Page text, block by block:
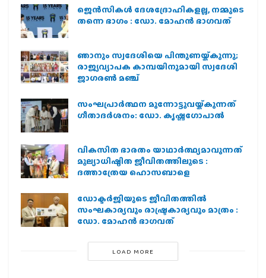
ജെന്‍സികള്‍ ദേശദ്രോഹികളല്ല, നമ്മുടെ
തന്നെ ഭാഗം : ഡോ. മോഹന്‍ ഭാഗവത്
ഞാനും സ്വദേശിയെ പിന്തുണയ്ക്കുന്നു;
രാജ്യവ്യാപക കാമ്പയിനുമായി സ്വദേശി
ജാഗരണ്‍ മഞ്ച്
സംഘപ്രാര്‍ത്ഥന മുന്നോട്ടുവയ്ക്കുന്നത്
ഗീതാദര്‍ശനം: ഡോ. കൃഷ്ണഗോപാല്‍
വികസിത ഭാരതം യാഥാർത്ഥ്യമാവുന്നത്
മൂല്യാധിഷ്ഠിത ജീവിതത്തിലൂടെ :
ദത്താത്രേയ ഹൊസബാളെ
ഡോക്ടർജിയുടെ ജീവിതത്തിൽ
സംഘകാര്യവും രാഷ്ട്രകാര്യവും മാത്രം :
ഡോ. മോഹൻ ഭാഗവത്
LOAD MORE